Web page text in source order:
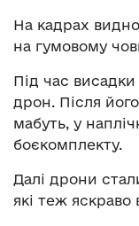
На кадрах
на гумовому
Під час висадки
дрон. Після
мабуть, у
боєкомплекту.
Далі дрони
які теж яскраво